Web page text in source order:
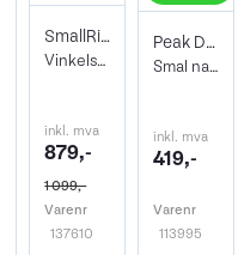
SmallRig 3231 L-Bracket Fujifilm X-E4
Vinkelskinne Arca Swiss horisontalt
inkl. mva
879,-
1 099,-
Varenr
137610
Peak Design Leash Black
Smal nakkereim. Sort
inkl. mva
419,-
Varenr
113995